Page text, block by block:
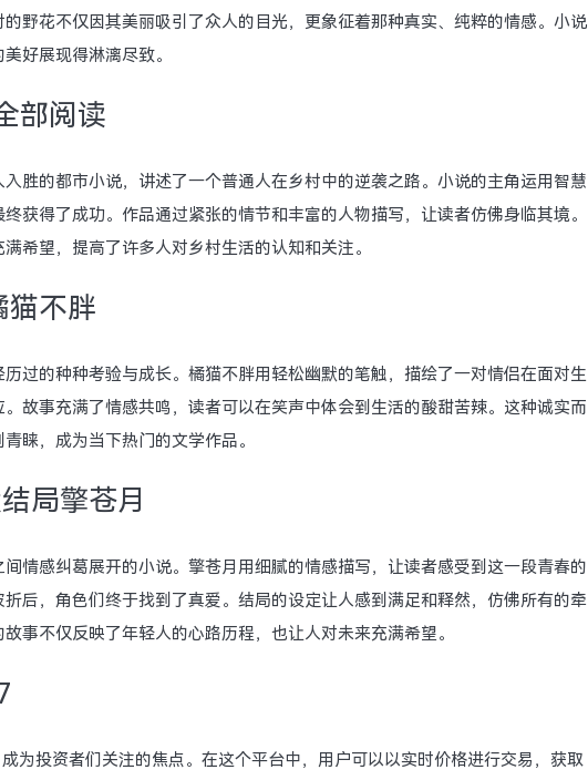
野花不仅因其美丽吸引了众人的目光，更象征着那种真实、纯粹的情感。小说
好展现得淋漓尽致。
部阅读
入胜的都市小说，讲述了一个普通人在乡村中的逆袭之路。小说的主角运用智慧
获得了成功。作品通过紧张的情节和丰富的人物描写，让读者仿佛身临其境。
希望，提高了许多人对乡村生活的认知和关注。
猫不胖
历过的种种考验与成长。橘猫不胖用轻松幽默的笔触，描绘了一对情侣在面对生
故事充满了情感共鸣，读者可以在笑声中体会到生活的酸甜苦辣。这种诚实而
睐，成为当下热门的文学作品。
局擎苍月
间情感纠葛展开的小说。擎苍月用细腻的情感描写，让读者感受到这一段青春的
后，角色们终于找到了真爱。结局的设定让人感到满足和释然，仿佛所有的牵
事不仅反映了年轻人的心路历程，也让人对未来充满希望。
为投资者们关注的焦点。在这个平台中，用户可以以实时价格进行交易，获取